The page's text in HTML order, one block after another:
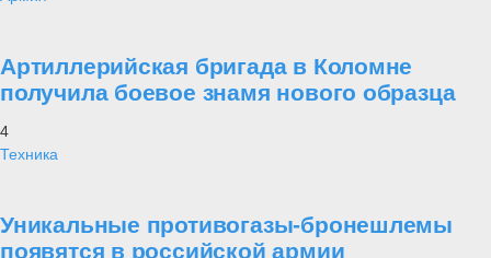
Артиллерийская бригада в Коломне
получила боевое знамя нового образца
4
Техника
Уникальные противогазы-бронешлемы
появятся в российской армии